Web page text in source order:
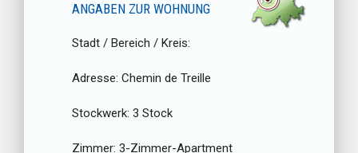
ANGABEN ZUR WOHNUNG
Stadt / Bereich / Kreis:
Adresse: Chemin de Treille
Stockwerk: 3 Stock
Zimmer: 3-Zimmer-Apartment